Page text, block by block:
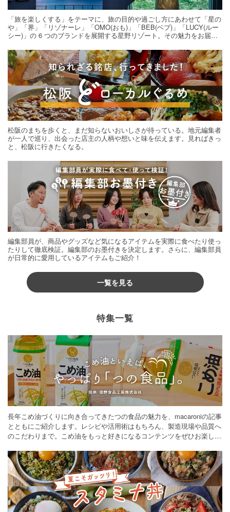
「旅を楽しくする」をテーマに、旅の目的や過ごし方にあわせて「星の
や」「界」「リゾナーレ」「OMO(おも)」「BEB(ベブ)」「LUCY(ルー
シー)」の 6 つのブランドを展開する星野リゾート。その魅力をお届け
松阪のまちを歩くと、まだ知らないおいしさが待っている。地元編集者
が一人で巡り、出会った店主の人柄や想いと味を伝えます。見ればきっ
と、松阪に行きたくなる。
編集部員が、商品やグッズなど気になるアイテムを実際に食べたり使っ
たりして徹底検証。編集部のお墨付きを決定します。さらに、編集部員
が日常的に愛用しているアイテムもご紹介！
一覧を見る
特集一覧
長年こめ油づくりに向き合ってきたつの食品の魅力を、macaroniの記事
とともにご紹介します。レシピや活用術はもちろん、製造現場や品質へ
のこだわりまで。こめ油をもっと好きになるコンテンツをぜひお楽しみ